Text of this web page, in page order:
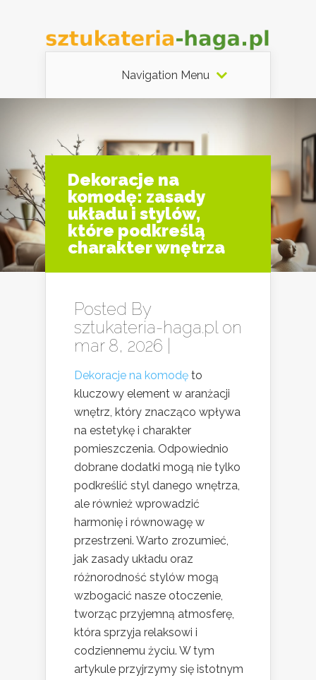
Navigation Menu
Dekoracje na
komodę: zasady
układu i stylów,
które podkreślą
charakter wnętrza
Posted By
sztukateria-haga.plon
mar 8, 2026 |
Dekoracje na komodę to
kluczowy element w aranżacji
wnętrz, który znacząco wpływa
na estetykę i charakter
pomieszczenia. Odpowiednio
dobrane dodatki mogą nie tylko
podkreślić styl danego wnętrza,
ale również wprowadzić
harmonię i równowagę w
przestrzeni. Warto zrozumieć,
jak zasady układu oraz
różnorodność stylów mogą
wzbogacić nasze otoczenie,
tworząc przyjemną atmosferę,
która sprzyja relaksowi i
codziennemu życiu. W tym
artykule przyjrzymy się istotnym